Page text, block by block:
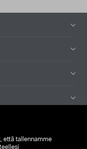
että tallennamme